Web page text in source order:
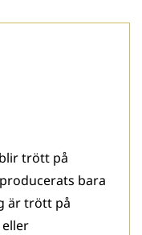
trött på
bara
är trött på